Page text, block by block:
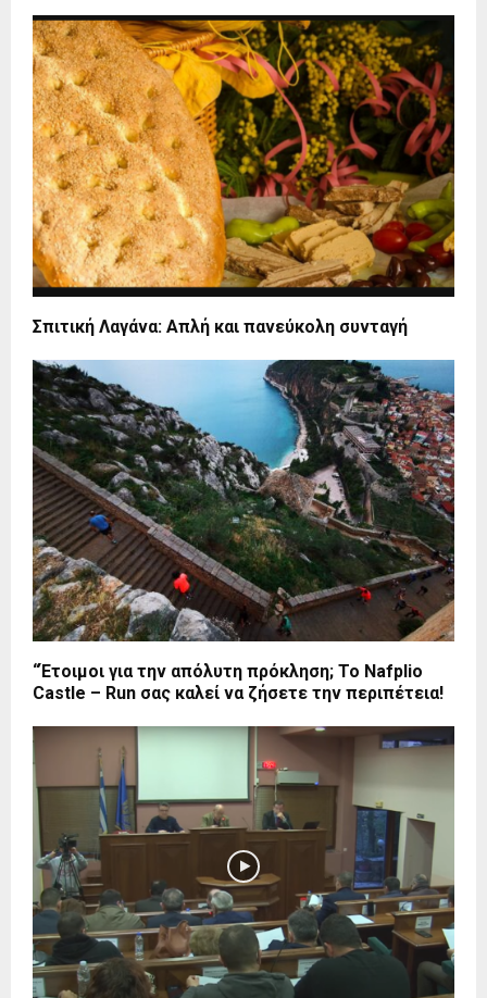
Σπιτική Λαγάνα: Απλή και πανεύκολη συνταγή
“Έτοιμοι για την απόλυτη πρόκληση; Το Nafplio
Castle – Run σας καλεί να ζήσετε την περιπέτεια!